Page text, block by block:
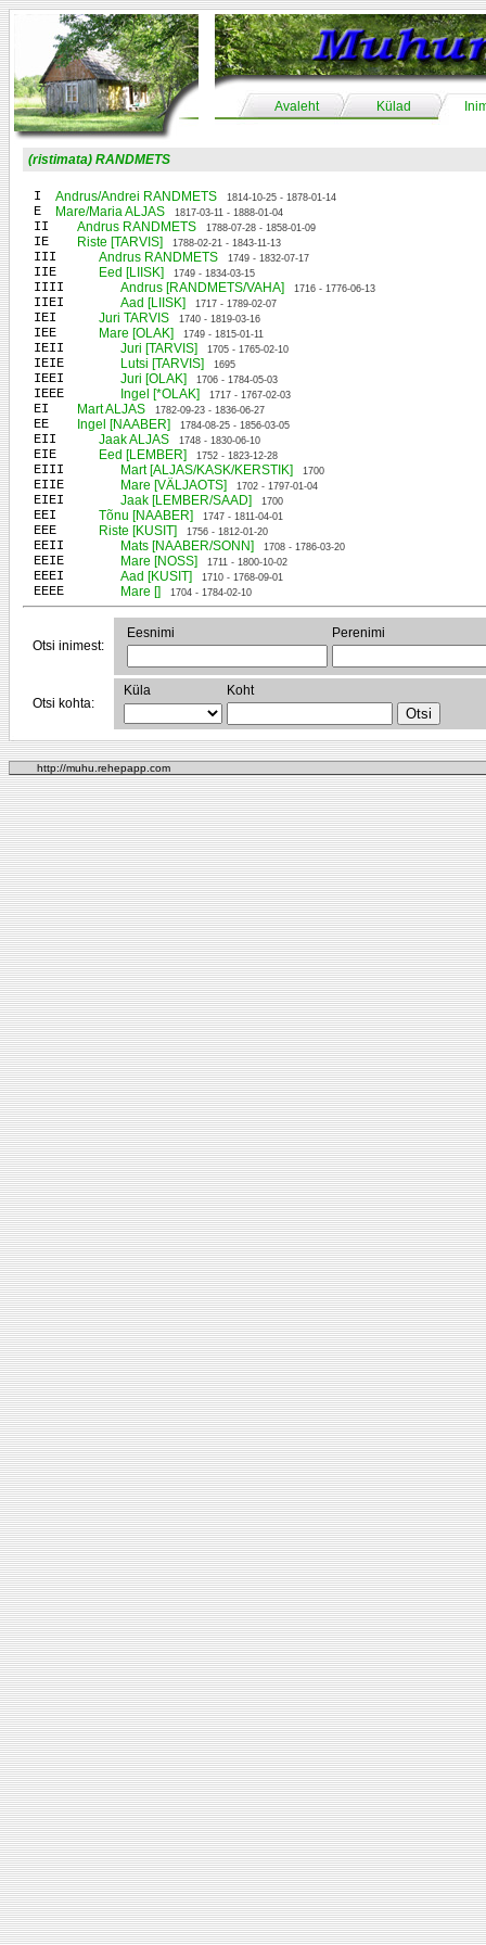
Avaleht Külad
(ristimata) RANDMETS
I Andrus/Andrei RANDMETS 1814-10-25 - 1878-01-14
E Mare/Maria ALJAS 1817-03-11 - 1888-01-04
II Andrus RANDMETS 1788-07-28 - 1858-01-09
IE Riste [TARVIS] 1788-02-21 - 1843-11-13
III Andrus RANDMETS 1749 - 1832-07-17
IIE Eed [LIISK] 1749 - 1834-03-15
IIII Andrus [RANDMETS/VAHA] 1716 - 1776-06-13
IIEI Aad [LIISK] 1717 - 1789-02-07
IEI Juri TARVIS 1740 - 1819-03-16
IEE Mare [OLAK] 1749 - 1815-01-11
IEII Juri [TARVIS] 1705 - 1765-02-10
IEIE Lutsi [TARVIS] 1695
IEEI Juri [OLAK] 1706 - 1784-05-03
IEEE Ingel [*OLAK] 1717 - 1767-02-03
EI Mart ALJAS 1782-09-23 - 1836-06-27
EE Ingel [NAABER] 1784-08-25 - 1856-03-05
EII Jaak ALJAS 1748 - 1830-06-10
EIE Eed [LEMBER] 1752 - 1823-12-28
EIII Mart [ALJAS/KASK/KERSTIK] 1700
EIIE Mare [VÄLJAOTS] 1702 - 1797-01-04
EIEI Jaak [LEMBER/SAAD] 1700
EEI Tõnu [NAABER] 1747 - 1811-04-01
EEE Riste [KUSIT] 1756 - 1812-01-20
EEII Mats [NAABER/SONN] 1708 - 1786-03-20
EEIE Mare [NOSS] 1711 - 1800-10-02
EEEI Aad [KUSIT] 1710 - 1768-09-01
EEEE Mare [] 1704 - 1784-02-10
Otsi inimest:
Eesnimi Perenimi
Otsi kohta:
Küla Koht
http://muhu.rehepapp.com